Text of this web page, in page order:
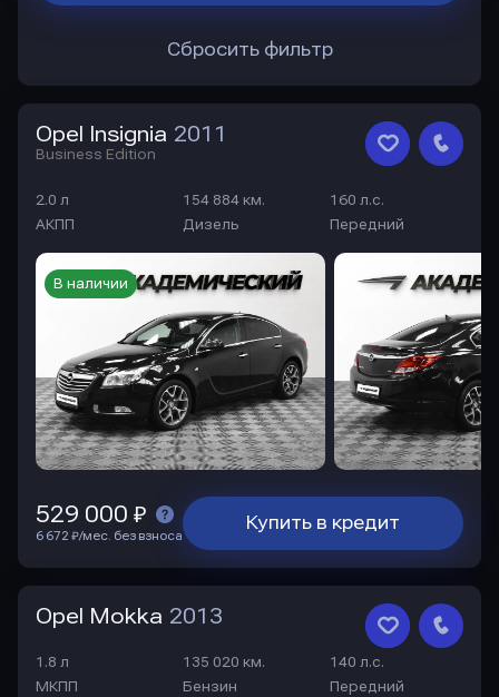
Сбросить фильтр
Opel Insignia 2011
Business Edition
2.0 л 154 884 км.
160 л.с.
АКПП
Дизель Передний
В наличии
Купить в кредит
529 000 ₽
6 672 ₽/мес. без взноса
Opel Mokka 2013
1.8 л 135 020 км.
140 л.с.
МКПП
Бензин Передний